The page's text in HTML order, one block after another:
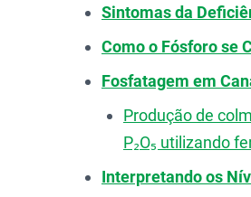
Sintomas da
Como o Fósforo se
Fosfatagem em
Produção de
P₂O₅ utilizando
Interpretando os